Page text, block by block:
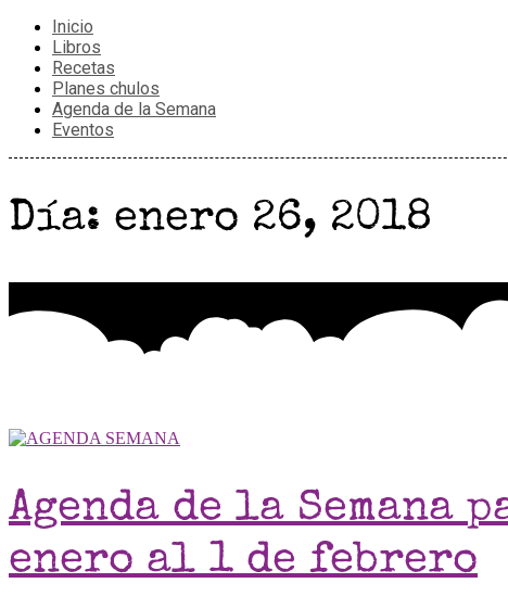
Inicio
Libros
Recetas
Planes chulos
Agenda de la Semana
Eventos
Día: enero 26, 2018
Agenda de la Semana
enero al 1 de febrero